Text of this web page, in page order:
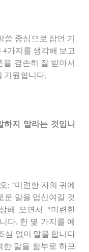
씀 중심으로 잠언 기
가지를 생각해 보고
을 겸손히 잘 받아서
기원합니다.
하지 말라는 것입니
: “미련한 자의 귀에
운 말을 업신여길 것
해 오면서 “미련한
다. 한 몇 가지를 예
심 없이 말을 합니다
한 말을 함부로 하므